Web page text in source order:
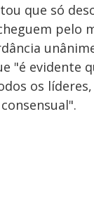
que só
pelo
"é evidente
os